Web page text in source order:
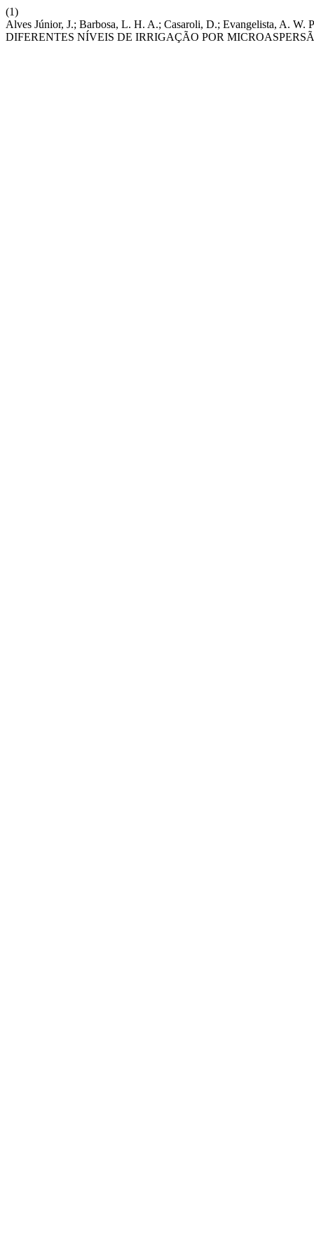
(1)
Alves Júnior, J.; Barbosa, L. H. A.; Casaroli, D.; Evangelista, A.
DIFERENTES NÍVEIS DE IRRIGAÇÃO POR